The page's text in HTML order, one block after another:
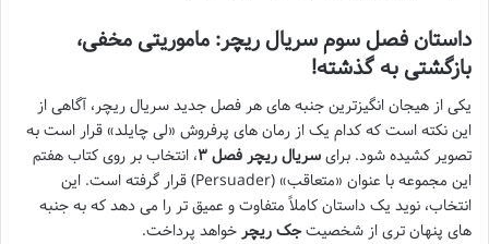
داستان فصل سوم سریال ریچر: ماموریتی مخفی،
بازگشتی به گذشته!
یکی از هیجان انگیزترین جنبه های هر فصل جدید سریال ریچر، آگاهی از
این نکته است که کدام یک از رمان های پرفروش «لی چایلد» قرار است به
تصویر کشیده شود. برایسریال ریچر فصل ۳
، انتخاب بر روی کتاب هفتم
این مجموعه با عنوان «متعاقب» (Persuader) قرار گرفته است. این
انتخاب، نوید یک داستان کاملاً متفاوت و عمیق تر را می دهد که به جنبه
های پنهان تری از شخصیتجک ریچر خواهد پرداخت.